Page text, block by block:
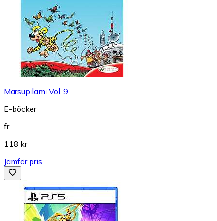
Marsupilami Vol. 9
E-böcker
fr.
118 kr
Jämför pris